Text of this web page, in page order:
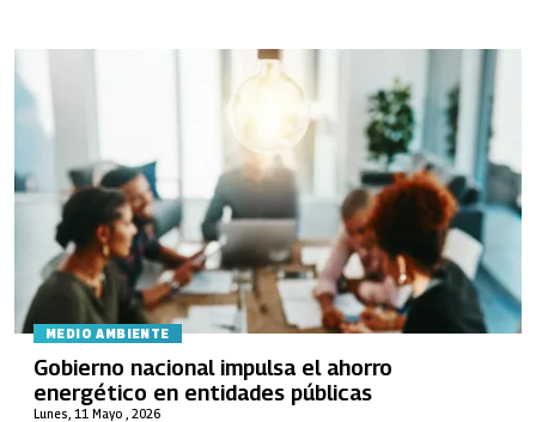
MEDIO AMBIENTE
Lunes, 11 Mayo , 2026
Gobierno nacional impulsa el ahorro
energético en entidades públicas